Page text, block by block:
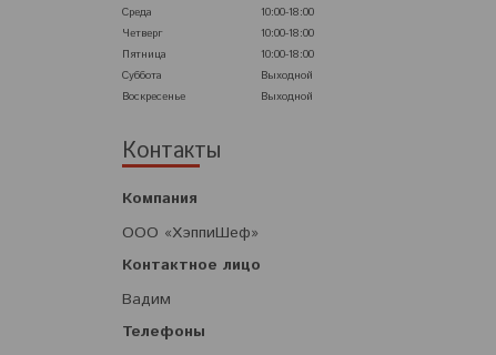
Среда
10:00-18:00
Четверг
10:00-18:00
Пятница
10:00-18:00
Суббота
Выходной
Воскресенье
Выходной
Контакты
ООО «ХэппиШеф»
Вадим